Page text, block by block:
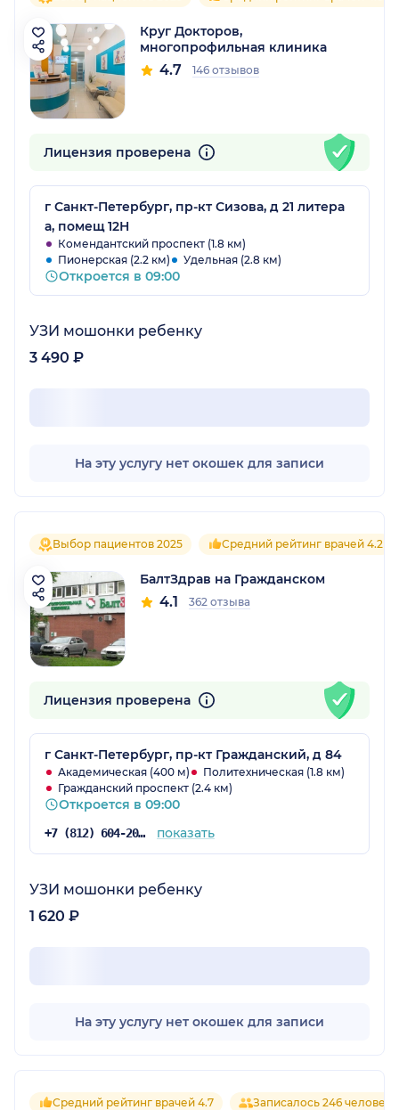
Круг Докторов,
многопрофильная клиника
4.7 146 отзывов
Лицензия проверена
г Санкт-Петербург, пр-кт Сизова, д 21 литера
а, помещ 12Н
Комендантский проспект (1.8 км)
Пионерская (2.2 км)
Удельная (2.8 км)
Откроется в 09:00
УЗИ мошонки ребенку
3 490 ₽
На эту услугу нет окошек для записи
Выбор пациентов 2025 Средний рейтинг врачей 4.2
БалтЗдрав на Гражданском
4.1 362 отзыва
Лицензия проверена
г Санкт-Петербург, пр-кт Гражданский, д 84
Академическая (400 м)
Политехническая (1.8 км)
Гражданский проспект (2.4 км)
Откроется в 09:00
+7 (812) 604-20-38 показать
УЗИ мошонки ребенку
1 620 ₽
На эту услугу нет окошек для записи
Средний рейтинг врачей 4.7 Записалось 246 человек